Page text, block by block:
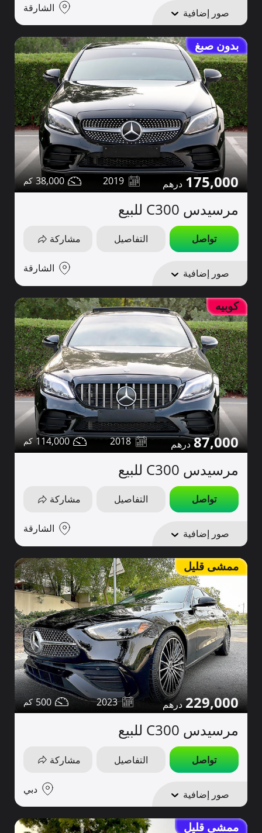
صور إضافية الشارقة
بدون صبغ
175,000
2019
38,000
مرسيدس C300 للبيع
تواصل التفاصيل مشاركة
صور إضافية الشارقة
كوبيه
87,000
2018
114,000
مرسيدس C300 للبيع
تواصل التفاصيل مشاركة
صور إضافية الشارقة
ممشى قليل
229,000
2023
500
مرسيدس C300 للبيع
تواصل التفاصيل مشاركة
صور إضافية دبي
ممشى قليل